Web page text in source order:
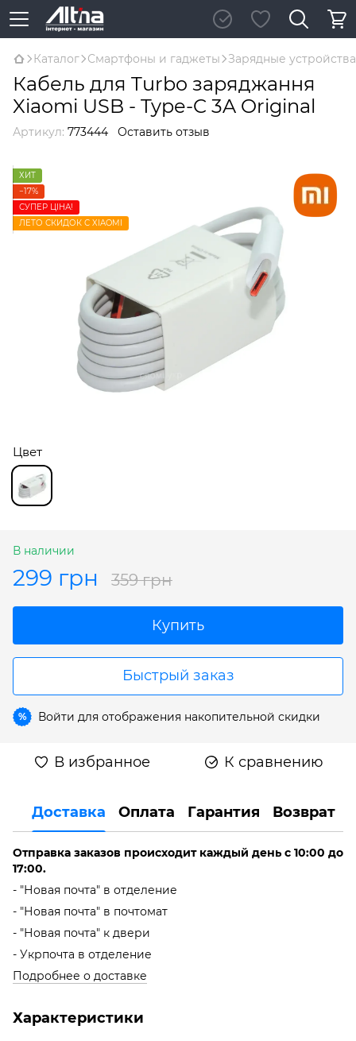
Каталог Смартфоны и гаджеты Зарядные
Кабель для Turbo заряджання
Xiaomi USB - Type-C 3A Original
Артикул: 773444 Оставить отзыв
ХИТ
−17%
СУПЕР ЦІНА!
ЛЕТО СКИДОК С XIAOMI
Цвет
В наличии
299 грн 359 грн
Купить
Быстрый заказ
% Войти для отображения накопительной скидки
В избранное К сравнению
Доставка Оплата Гарантия Возврат
Отправка заказов происходит каждый день с 10:00 до
17:00.
- "Новая почта" в отделение
- "Новая почта" в почтомат
- "Новая почта" к двери
- Укрпочта в отделение
Подробнее о доставке
Характеристики